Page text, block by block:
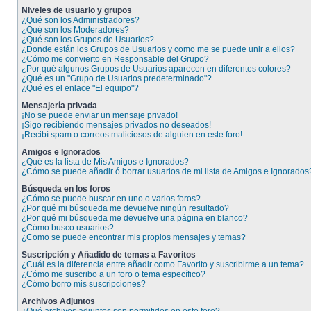
Niveles de usuario y grupos
¿Qué son los Administradores?
¿Qué son los Moderadores?
¿Qué son los Grupos de Usuarios?
¿Donde están los Grupos de Usuarios y como me se puede unir a ellos?
¿Cómo me convierto en Responsable del Grupo?
¿Por qué algunos Grupos de Usuarios aparecen en diferentes colores?
¿Qué es un "Grupo de Usuarios predeterminado"?
¿Qué es el enlace "El equipo"?
Mensajería privada
¡No se puede enviar un mensaje privado!
¡Sigo recibiendo mensajes privados no deseados!
¡Recibí spam o correos maliciosos de alguien en este foro!
Amigos e Ignorados
¿Qué es la lista de Mis Amigos e Ignorados?
¿Cómo se puede añadir ó borrar usuarios de mi lista de Amigos e
Búsqueda en los foros
¿Cómo se puede buscar en uno o varios foros?
¿Por qué mi búsqueda me devuelve ningún resultado?
¿Por qué mi búsqueda me devuelve una página en blanco?
¿Cómo busco usuarios?
¿Como se puede encontrar mis propios mensajes y temas?
Suscripción y Añadido de temas a Favoritos
¿Cuál es la diferencia entre añadir como Favorito y suscribirme a un tema?
¿Cómo me suscribo a un foro o tema específico?
¿Cómo borro mis suscripciones?
Archivos Adjuntos